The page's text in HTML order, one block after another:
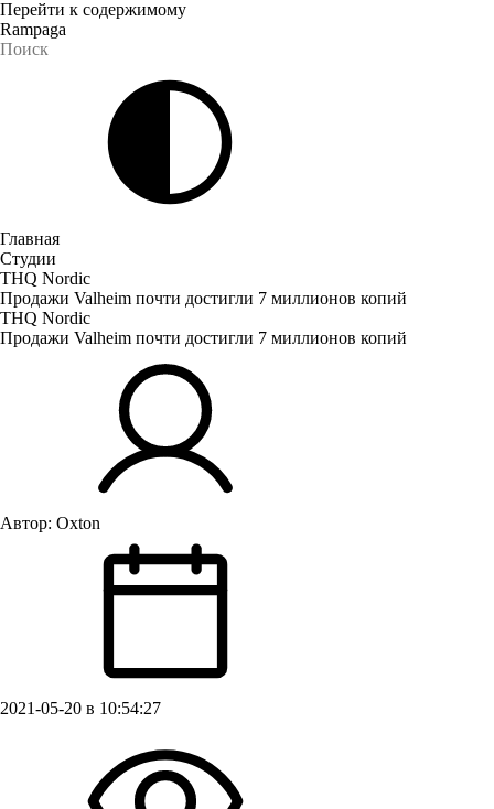
Перейти к содержимому
Rampaga
Главная
Студии
THQ Nordic
Продажи Valheim почти достигли 7 миллионов копий
THQ Nordic
Продажи Valheim почти достигли 7 миллионов копий
Автор: Oxton
2021-05-20 в 10:54:27